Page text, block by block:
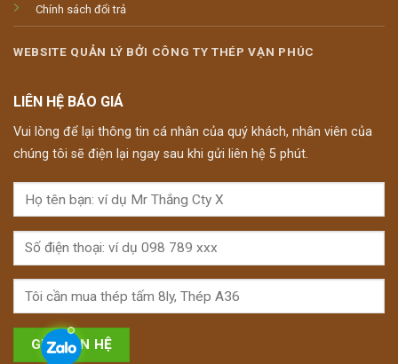
Chính sách đổi trả
WEBSITE QUẢN LÝ BỞI CÔNG TY THÉP VẠN PHÚC
LIÊN HỆ BÁO GIÁ
Vui lòng để lại thông tin cá nhân của quý khách, nhân viên của
chúng tôi sẽ điện lại ngay sau khi gửi liên hệ 5 phút.